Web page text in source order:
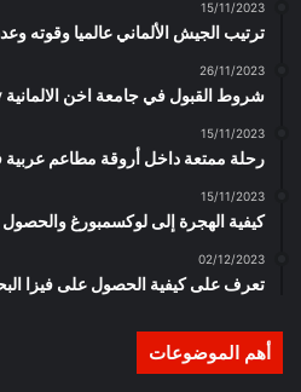
15/11/2023
ترتيب الجيش الألماني عالميا وقوته
26/11/2023
شروط القبول في جامعة اخن الالمانية rwth Aachen university
15/11/2023
رحلة ممتعة داخل أروقة مطاعم عربية
15/11/2023
كيفية الهجرة إلى لوكسمبورغ
02/12/2023
تعرف على كيفية الحصول على فيزا
أهم الموضوعات